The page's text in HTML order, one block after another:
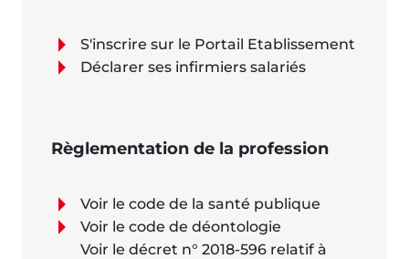
S'inscrire sur le Portail Etablissement
Déclarer ses infirmiers salariés
Règlementation de la profession
Voir le code de la santé publique
Voir le code de déontologie
Voir le décret n° 2018-596 relatif à